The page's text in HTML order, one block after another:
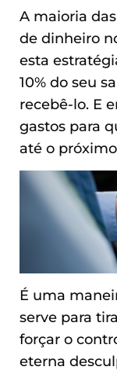
A maioria
de dinheiro
esta
10% do seu
recebê-lo. E
gastos para
até o
É uma
serve para
forçar o
eterna